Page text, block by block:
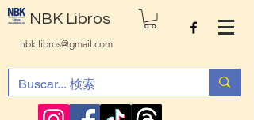
NBK Libros
nbk.libros@gmail.com